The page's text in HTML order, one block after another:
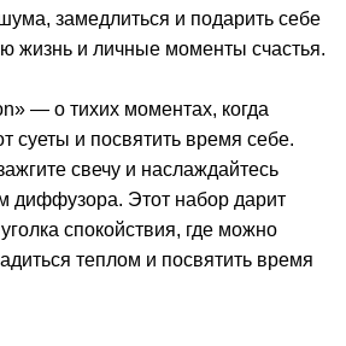
замедлиться и подарить себе
жизнь и личные моменты счастья.
— о тихих моментах, когда
суеты и посвятить время себе.
свечу и наслаждайтесь
диффузора. Этот набор дарит
спокойствия, где можно
теплом и посвятить время